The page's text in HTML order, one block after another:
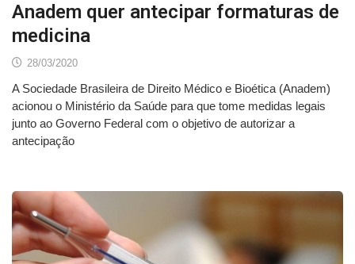
Anadem quer antecipar formaturas de
medicina
28/03/2020
A Sociedade Brasileira de Direito Médico e Bioética (Anadem)
acionou o Ministério da Saúde para que tome medidas legais
junto ao Governo Federal com o objetivo de autorizar a
antecipação